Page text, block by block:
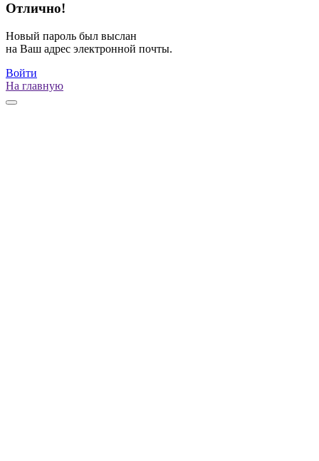
Отлично!
Новый пароль был выслан
на Ваш адрес электронной почты.
Войти
На главную